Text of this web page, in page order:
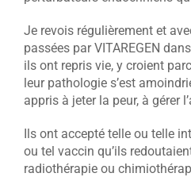
Je revois régulièrement et
passées par VITAREGEN
ils ont repris vie, y croient
leur pathologie s’est
appris à jeter la peur, à gérer
Ils ont accepté telle ou telle
ou tel vaccin qu’ils
radiothérapie ou